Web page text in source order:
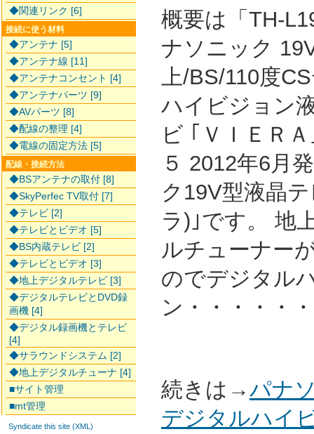
概要は「TH-
ナソニック
上/BS/110度
ハイビジョン
ビ ｢ＶＩＥＲ
５ 2012年6月
ク19V型液晶
ラ)｣です。 地
ルチューナー
のでデジタル
ン・・・・・
続きは→パナ
デジタルハイ
◆関連リンク [6]
接続に使う材料
◆アンテナ [5]
◆アンテナ線 [11]
◆アンテナコンセント [4]
◆アンテナパーツ [9]
◆AVパーツ [8]
◆配線の整理 [4]
◆電線の固定方法 [5]
配線・接続方法
◆BSアンテナの取付 [8]
◆SkyPerfec TV取付 [7]
◆テレビ [2]
◆テレビとビデオ [5]
◆BS内蔵テレビ [2]
◆テレビとビデオ [3]
◆地上デジタルテレビ [3]
◆デジタルテレビとDVD録
画機 [4]
◆デジタル録画機とテレビ
[4]
◆サラウンドシステム [2]
◆地上デジタルチューナ [4]
■サイト管理
■mt管理
Syndicate this site (XML)